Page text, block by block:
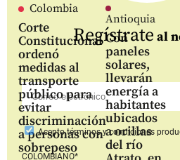
Colombia
Corte
Constitucional
ordenó
medidas al
transporte
público para
evitar
discriminación
a personas con
sobrepeso
Antioquia
Con
paneles
solares,
llevarán
energía a
habitantes
ubicados
a orillas
del río
Regístrate al
Aceptotérminos y condiciones
COLOMBIANO*